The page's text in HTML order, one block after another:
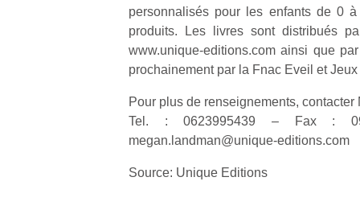
personnalisés pour les enfants de 0
produits. Les livres sont distribués
www.unique-editions.com ainsi que
prochainement par la Fnac Eveil et
Pour plus de renseignements,
Tel. : 0623995439 – Fax :
megan.landman@unique-editions.com
Source: Unique Editions
NextGen,
une
nouvelle
mécanique